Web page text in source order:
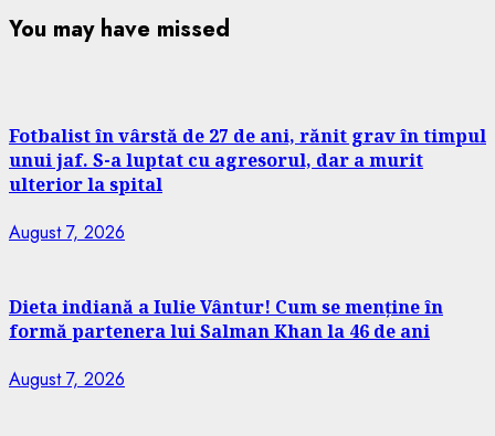
You may have missed
Fotbalist în vârstă de 27 de ani, rănit grav în timpul
unui jaf. S-a luptat cu agresorul, dar a murit
ulterior la spital
August 7, 2026
Dieta indiană a Iulie Vântur! Cum se menține în
formă partenera lui Salman Khan la 46 de ani
August 7, 2026